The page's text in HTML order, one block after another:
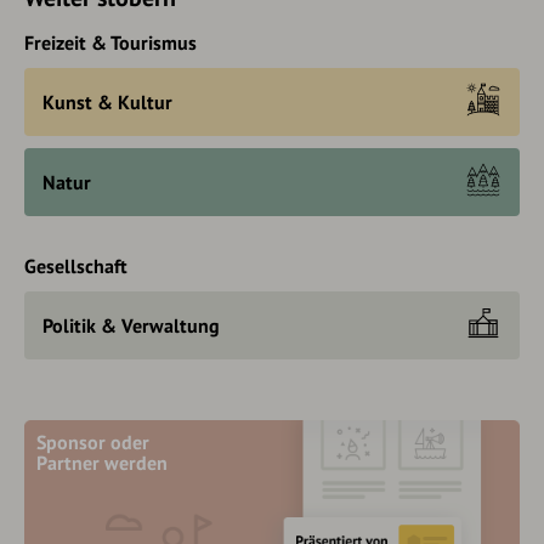
Freizeit & Tourismus
Kunst & Kultur
Natur
Gesellschaft
Politik & Verwaltung
Sponsor oder
Partner werden